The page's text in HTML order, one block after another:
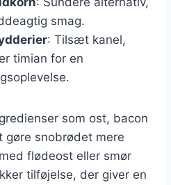
smag.
: Tilsæt kanel,
timian for en
som ost, bacon
gøre snobrødet mere
flødeost eller smør
tilføjelse, der giver en